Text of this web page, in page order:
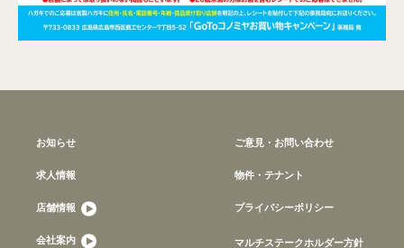
お知らせ
求人情報
店舗情報
会社案内
ご意見・お問い合わせ
物件・テナント
プライバシーポリシー
マルチステークホルダー方針